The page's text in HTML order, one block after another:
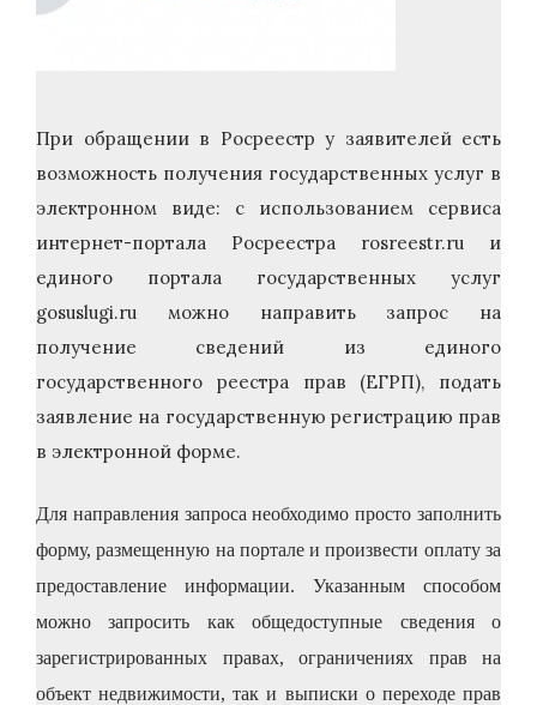
При обращении в Росреестр у заявителей есть
возможность получения государственных услуг в
электронном виде: с использованием сервиса
интернет-портала Росреестра rosreestr.ru и
единого портала государственных услуг
gosuslugi.ru можно направить запрос на
получение сведений из единого
государственного реестра прав (ЕГРП), подать
заявление на государственную регистрацию прав
в электронной форме.
Для направления запроса необходимо просто заполнить
форму, размещенную на портале и произвести оплату за
предоставление информации. Указанным способом
можно запросить как общедоступные сведения о
зарегистрированных правах, ограничениях прав на
объект недвижимости, так и выписки о переходе прав